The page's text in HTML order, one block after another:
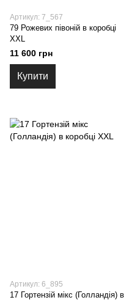
Артикул: 7_567
79 Рожевих півоній в коробці
XXL
11 600 грн
Купити
Артикул: 6_895
17 Гортензій мікс (Голландія) в